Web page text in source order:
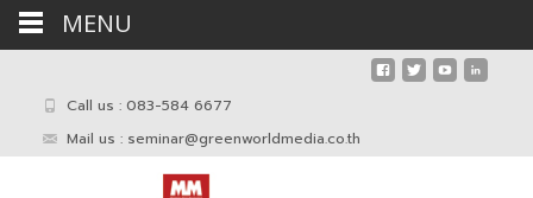
Call us : 083-584 6677
Mail us : seminar@greenworldmedia.co.th
MENU